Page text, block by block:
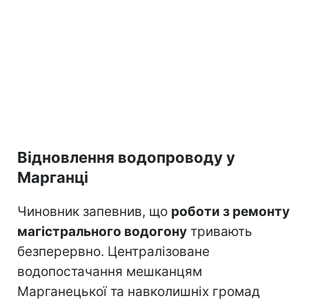
Відновлення водопроводу у
Марганці
Чиновник запевнив, що роботи з ремонту
магістрального водогону тривають
безперервно. Централізоване
водопостачання мешканцям
Марганецької та навколишніх громад